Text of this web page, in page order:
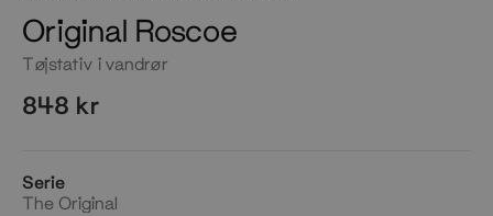
Original Roscoe
Tøjstativ i vandrør
848 kr
Serie
The Original